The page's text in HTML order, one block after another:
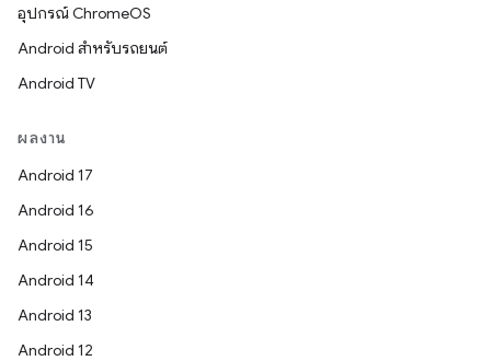
อุปกรณ์ ChromeOS
Android สำหรับรถยนต์
Android TV
ผลงาน
Android 17
Android 16
Android 15
Android 14
Android 13
Android 12